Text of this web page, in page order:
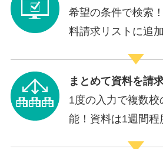
希望の条件で検索
料請求リストに追
まとめて資料を請
1度の入力で複数
能！資料は1週間程